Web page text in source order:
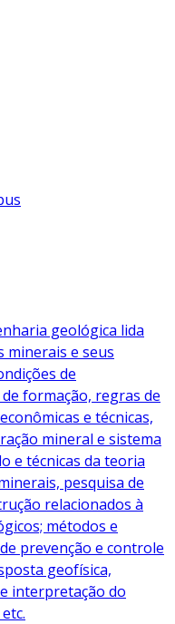
geológica lida
minerais e seus
de
formação, regras de
e técnicas,
mineral e sistema
e técnicas da teoria
pesquisa de
relacionados à
métodos e
prevenção e controle
geofísica,
interpretação do